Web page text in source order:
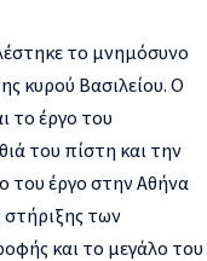
το μνημόσυνο
κυρού Βασιλείου. Ο
το έργο του
του πίστη και την
του έργο στην Αθήνα
στήριξης των
και το μεγάλο του